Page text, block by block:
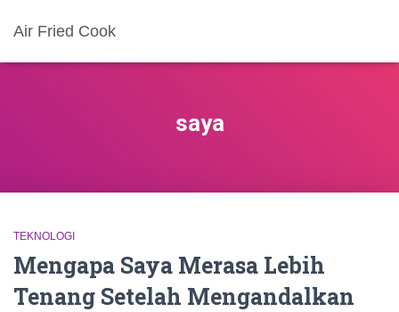
Air Fried Cook
saya
TEKNOLOGI
Mengapa Saya Merasa Lebih
Tenang Setelah Mengandalkan